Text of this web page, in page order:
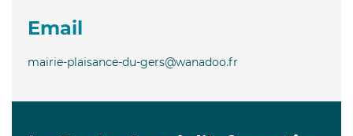
Email
mairie-plaisance-du-gers@wanadoo.fr